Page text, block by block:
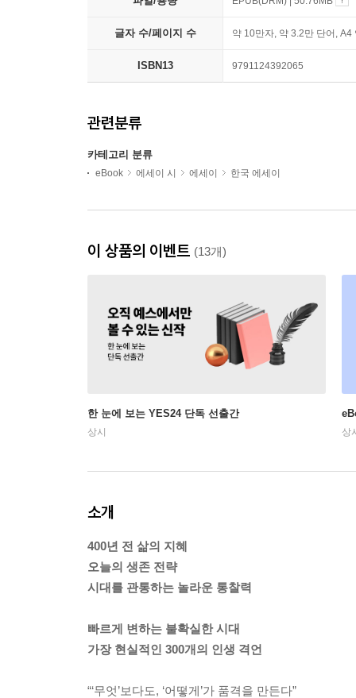
글자 수/페이지 수 약 10만자, 약 3.2만 단어,
ISBN13 9791124392065
관련분류
카테고리 분류
eBook 에세이 시 에세이 한국 에세이
이 상품의 이벤트 (13개)
한 눈에 보는 YES24 단독 선출간
상시 상
소개
400년 전 삶의 지혜
오늘의 생존 전략
시대를 관통하는 놀라운 통찰력
빠르게 변하는 불확실한 시대
가장 현실적인 300개의 인생 격언
“‘무엇’보다도, ‘어떻게’가 품격을 만든다”